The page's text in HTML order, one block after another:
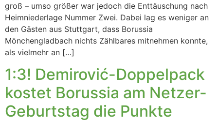
groß – umso größer war jedoch die Enttäuschung nach
Heimniederlage Nummer Zwei. Dabei lag es weniger an
den Gästen aus Stuttgart, dass Borussia
Mönchengladbach nichts Zählbares mitnehmen konnte,
als vielmehr an […]
1:3! Demirović-Doppelpack
kostet Borussia am Netzer-
Geburtstag die Punkte